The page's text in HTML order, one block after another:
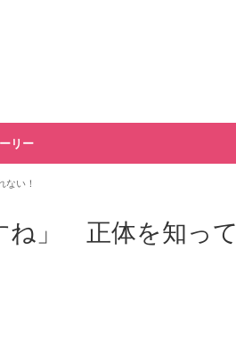
リー
ない！
ね」 正体を知って